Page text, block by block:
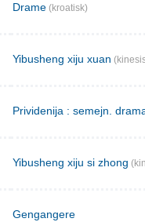
Drame (kroatisk)
Yibusheng xiju xuan
Prividenija : semejn.
Yibusheng xiju si zhong
Gengangere